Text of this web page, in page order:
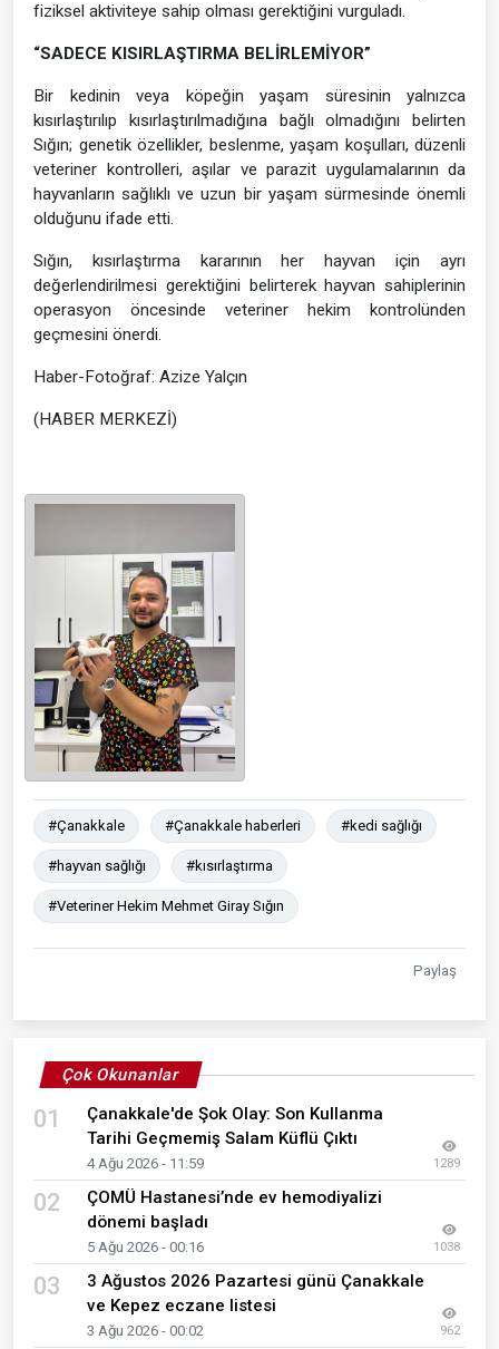
fiziksel aktiviteye sahip olması gerektiğini vurguladı.
“SADECE KISIRLAŞTIRMA BELİRLEMİYOR”
Bir kedinin veya köpeğin yaşam süresinin yalnızca
kısırlaştırılıp kısırlaştırılmadığına bağlı olmadığını belirten
Sığın; genetik özellikler, beslenme, yaşam koşulları, düzenli
veteriner kontrolleri, aşılar ve parazit uygulamalarının da
hayvanların sağlıklı ve uzun bir yaşam sürmesinde önemli
olduğunu ifade etti.
Sığın, kısırlaştırma kararının her hayvan için ayrı
değerlendirilmesi gerektiğini belirterek hayvan sahiplerinin
operasyon öncesinde veteriner hekim kontrolünden
geçmesini önerdi.
Haber-Fotoğraf: Azize Yalçın
(HABER MERKEZİ)
#Çanakkale #Çanakkale haberleri #kedi sağlığı
#hayvan sağlığı #kısırlaştırma
#Veteriner Hekim Mehmet Giray Sığın
Paylaş
Çok Okunanlar
01
Çanakkale'de Şok Olay: Son Kullanma
Tarihi Geçmemiş Salam Küflü Çıktı
4 Ağu 2026 - 11:59 1289
02
ÇOMÜ Hastanesi’nde ev hemodiyalizi
dönemi başladı
5 Ağu 2026 - 00:16 1038
03
3 Ağustos 2026 Pazartesi günü Çanakkale
ve Kepez eczane listesi
3 Ağu 2026 - 00:02 962